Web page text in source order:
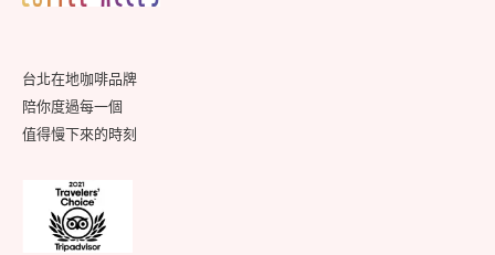
台北在地咖啡品牌
陪你度過每一個
值得慢下來的時刻